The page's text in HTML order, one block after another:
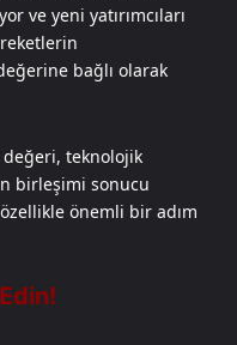
ve yeni yatırımcıları
bağlı olarak
değeri, teknolojik
birleşimi sonucu
önemli bir adım